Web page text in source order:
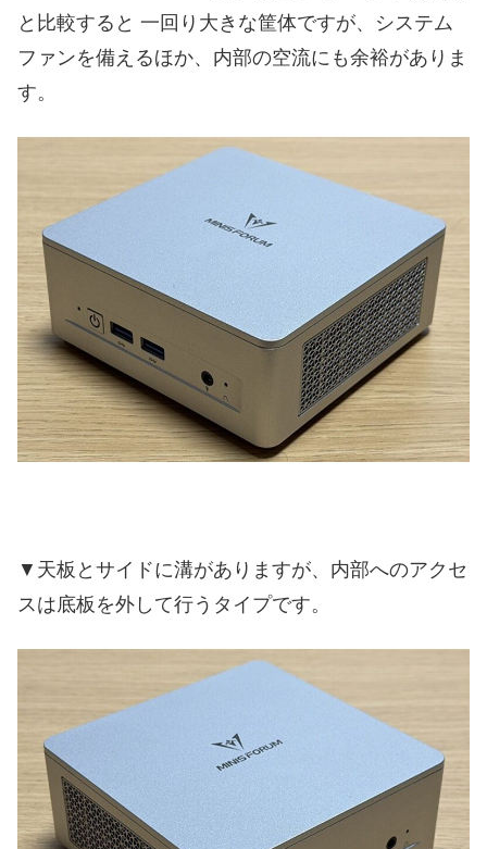
と比較すると 一回り大きな筐体ですが、システム
ファンを備えるほか、内部の空流にも余裕がありま
す。
▼天板とサイドに溝がありますが、内部へのアクセ
スは底板を外して行うタイプです。